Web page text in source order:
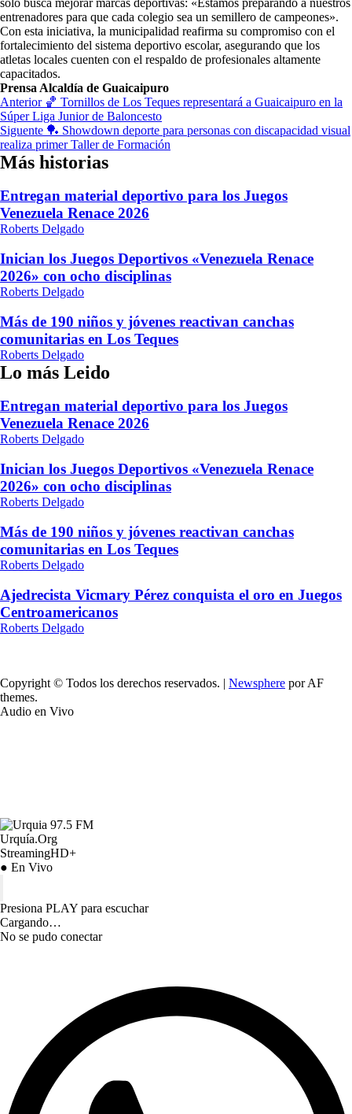
sólo busca mejorar marcas deportivas: «Estamos preparando a nuestros
entrenadores para que cada colegio sea un semillero de campeones».
Con esta iniciativa, la municipalidad reafirma su compromiso con el
fortalecimiento del sistema deportivo escolar, asegurando que los
atletas locales cuenten con el respaldo de profesionales altamente
capacitados.
Prensa Alcaldía de Guaicaipuro
Navegación
de
entradas
Anterior🏀 Tornillos de Los Teques representará a Guaicaipuro en la
Súper Liga Junior de Baloncesto
Siguente 🏓 Showdown deporte para personas con discapacidad visual
realiza primer Taller de Formación
Más historias
Entregan material deportivo para los Juegos
Venezuela Renace 2026
Roberts Delgado
Inician los Juegos Deportivos «Venezuela Renace
2026» con ocho disciplinas
Roberts Delgado
Más de 190 niños y jóvenes reactivan canchas
comunitarias en Los Teques
Roberts Delgado
Lo más Leido
Entregan material deportivo para los Juegos
Venezuela Renace 2026
Roberts Delgado
Inician los Juegos Deportivos «Venezuela Renace
2026» con ocho disciplinas
Roberts Delgado
Más de 190 niños y jóvenes reactivan canchas
comunitarias en Los Teques
Roberts Delgado
Ajedrecista Vicmary Pérez conquista el oro en Juegos
Centroamericanos
Roberts Delgado
Copyright © Todos los derechos reservados. | Newsphere por AF
themes.
Audio en Vivo
Urquía.Org
StreamingHD+
● En Vivo
Presiona PLAY para escuchar
Cargando…
No se pudo conectar